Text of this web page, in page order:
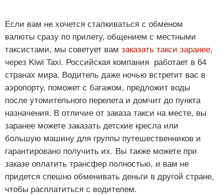
Если вам не хочется сталкиваться с обменом
валюты сразу по прилету, общением с местными
таксистами, мы советует вам заказать такси заранее,
через Kiwi Taxi. Российская компания работает в 64
странах мира. Водитель даже ночью встретит вас в
аэропорту, поможет с багажом, предложит воды
после утомительного перелета и домчит до пункта
назначения. В отличие от заказа такси на месте, вы
заранее можете заказать детские кресла или
большую машину для группы путешественников и
гарантировано получить их. Вы также можете при
заказе оплатить трансфер полностью, и вам не
придется спешно обменивать деньги в другой стране,
чтобы расплатиться с водителем.